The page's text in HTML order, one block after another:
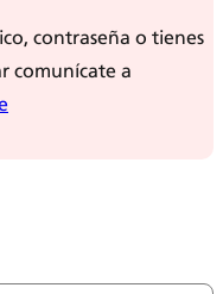
contraseña o tienes
comunícate a